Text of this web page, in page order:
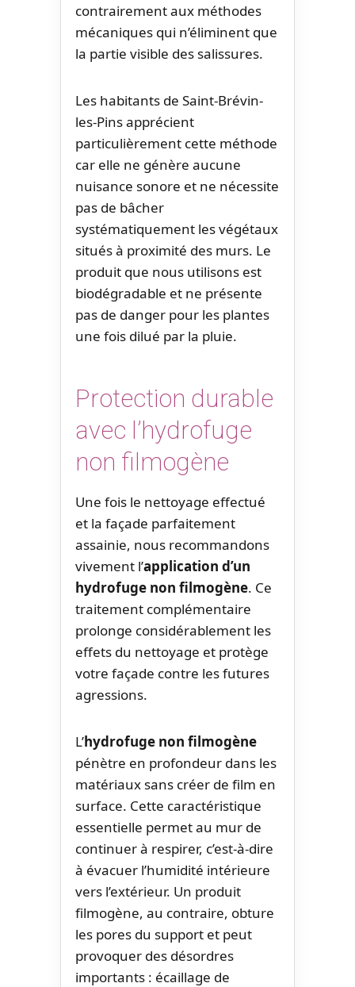
contrairement aux méthodes
mécaniques qui n’éliminent que
la partie visible des salissures.
Les habitants de Saint-Brévin-
les-Pins apprécient
particulièrement cette méthode
car elle ne génère aucune
nuisance sonore et ne nécessite
pas de bâcher
systématiquement les végétaux
situés à proximité des murs. Le
produit que nous utilisons est
biodégradable et ne présente
pas de danger pour les plantes
une fois dilué par la pluie.
Protection durable
avec l’hydrofuge
non filmogène
Une fois le nettoyage effectué
et la façade parfaitement
assainie, nous recommandons
vivement l’application d’un
hydrofuge non filmogène. Ce
traitement complémentaire
prolonge considérablement les
effets du nettoyage et protège
votre façade contre les futures
agressions.
L’hydrofuge non filmogène
pénètre en profondeur dans les
matériaux sans créer de film en
surface. Cette caractéristique
essentielle permet au mur de
continuer à respirer, c’est-à-dire
à évacuer l’humidité intérieure
vers l’extérieur. Un produit
filmogène, au contraire, obture
les pores du support et peut
provoquer des désordres
importants : écaillage de